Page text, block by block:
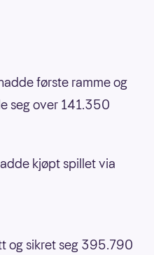
første ramme og
seg over 141.350
kjøpt spillet via
og sikret seg 395.790